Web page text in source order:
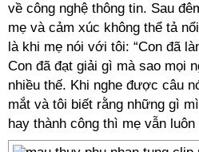
về công nghệ thông tin. Sau
mẹ và cảm xúc không thể tả
là khi mẹ nói với tôi: “Con đã
Con đã đạt giải gì mà sao mọi
nhiều thế. Khi nghe được câu
mắt và tôi biết rằng những gì
hay thành công thì mẹ vẫn luôn